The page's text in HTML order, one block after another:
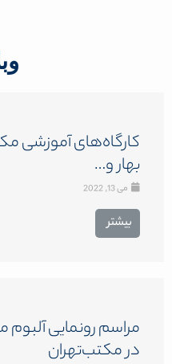
کارگاه‌های آموزشی
بهار و…
می 13, 2022
بیشتر
مراسم رونمایی
در مکتب‌تهران